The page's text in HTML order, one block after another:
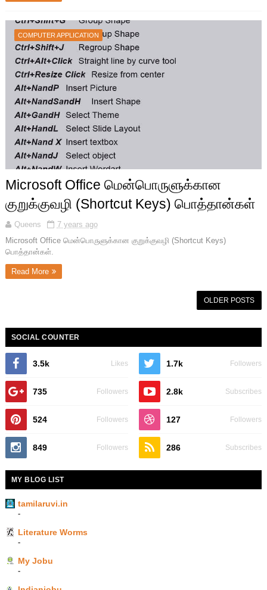
COMPUTER APPLICATION
Microsoft Office மென்பொருளுக்கான
குறுக்குவழி (Shortcut Keys) பொத்தான்கள்
Queens
7 years ago
Microsoft Office மென்பொருளுக்கான குறுக்குவழி (Shortcut Keys)
பொத்தான்கள்.
Read More
OLDER POSTS
SOCIAL COUNTER
3.5k Likes 1.7k Followers
735 Followers 2.8k Subscribes
524 Followers 127 Followers
849 Followers 286 Subscribes
MY BLOG LIST
tamilaruvi.in
-
Literature Worms
-
My Jobu
-